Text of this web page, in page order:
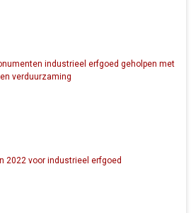
industrieel erfgoed geholpen met
verduurzaming
2022 voor industrieel erfgoed